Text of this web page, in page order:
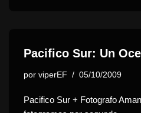
Pacifico Sur: Un
por viperEF 05/10/2009
Pacifico Sur + Fotografo